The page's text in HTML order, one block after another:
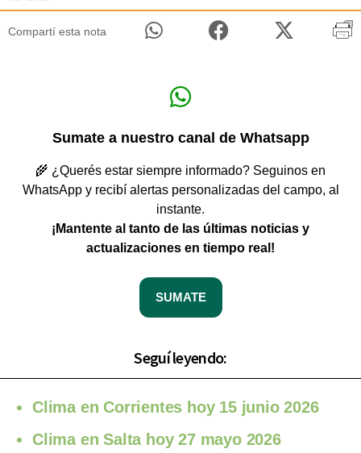
Compartí esta nota
Sumate a nuestro canal de Whatsapp
🌾 ¿Querés estar siempre informado? Seguinos en
WhatsApp y recibí alertas personalizadas del campo, al
instante.
¡Mantente al tanto de las últimas noticias y
actualizaciones en tiempo real!
SUMATE
Seguí leyendo:
Clima en Corrientes hoy 15 junio 2026
Clima en Salta hoy 27 mayo 2026